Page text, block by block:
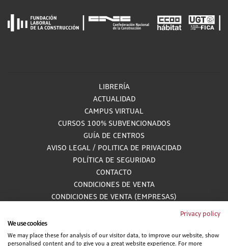
LIBRERÍA
ACTUALIDAD
CAMPUS VIRTUAL
CURSOS 100% SUBVENCIONADOS
GUÍA DE CENTROS
AVISO LEGAL / POLITICA DE PRIVACIDAD
POLÍTICA DE SEGURIDAD
CONTACTO
CONDICIONES DE VENTA
CONDICIONES DE VENTA (EMPRESAS)
Privacy policy
We use cookies
We may place these for analysis of our visitor data, to improve our website, show
personalised content and to give you a great website experience. For more